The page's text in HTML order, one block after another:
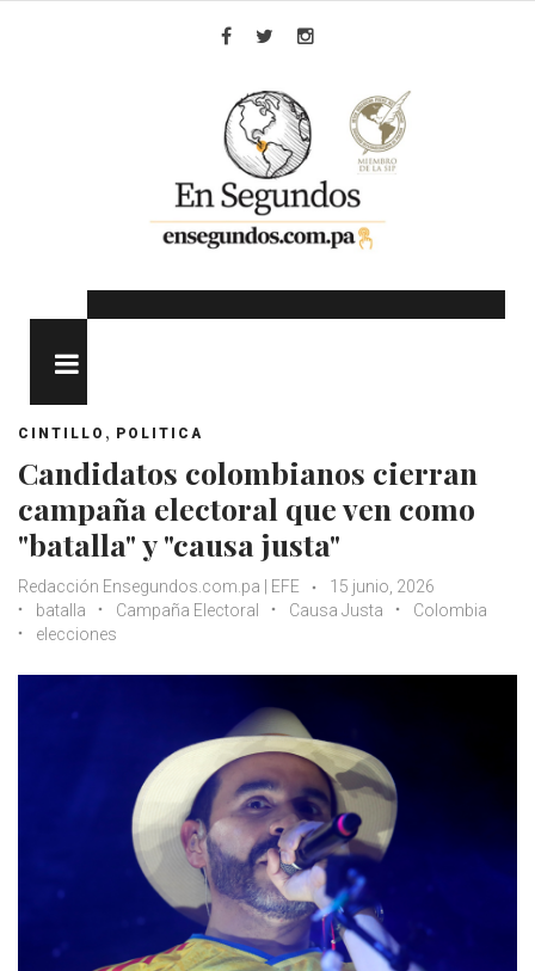
CINTILLO , POLITICA
Candidatos colombianos cierran
campaña electoral que ven como
"batalla" y "causa justa"
Redacción Ensegundos.com.pa | EFE
15 junio, 2026
batalla
Campaña Electoral Causa Justa
Colombia
elecciones